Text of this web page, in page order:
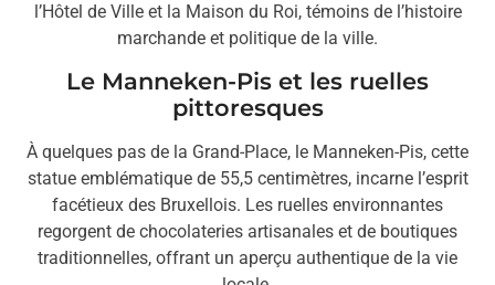
l’Hôtel de Ville et la Maison du Roi, témoins de l’histoire
marchande et politique de la ville.
Le Manneken-Pis et les ruelles
pittoresques
À quelques pas de la Grand-Place, le Manneken-Pis, cette
statue emblématique de 55,5 centimètres, incarne l’esprit
facétieux des Bruxellois. Les ruelles environnantes
regorgent de chocolateries artisanales et de boutiques
traditionnelles, offrant un aperçu authentique de la vie